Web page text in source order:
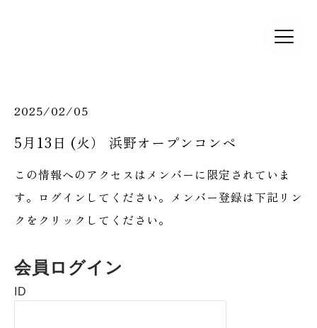
2025/02/05
5月13日 (火） 浜野オープンコンペ
この情報へのアクセスはメンバーに限定されていま
す。ログインしてください。メンバー登録は下記リン
クをクリックしてください。
会員ログイン
ID